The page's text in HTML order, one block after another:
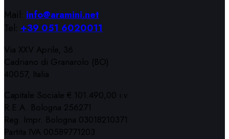
Mail: info@aramini.net
Tel: +39 051 6020011
Via XXV Aprile, 36
Cadriano di Granarolo (BO)
40057, Italia
Capitale Sociale € 101.490,00 i.v.
R.E.A. Bologna 256271
Reg. Impr. Bologna 03018210371
Partita IVA 00589771203